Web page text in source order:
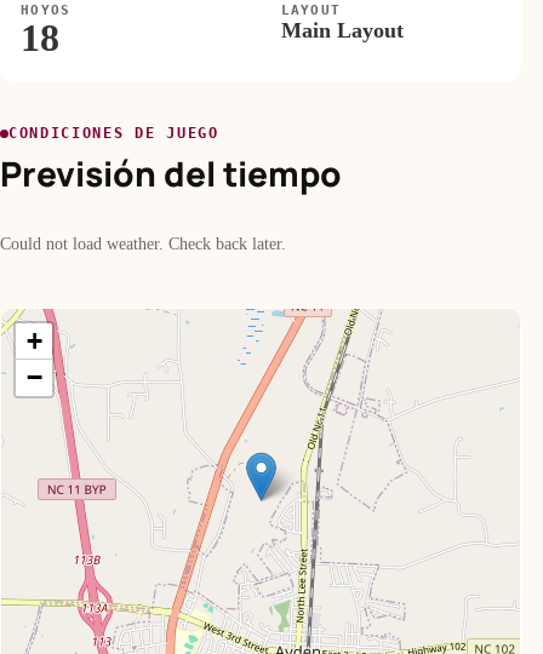
HOYOS
18
LAYOUT
Main Layout
CONDICIONES DE JUEGO
Previsión del tiempo
Could not load weather. Check back later.
+
−